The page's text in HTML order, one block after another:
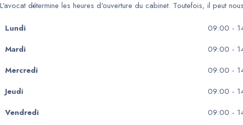
L'avocat détermine les heures d'ouverture du cabinet. Toutefois, il peut
Lundi
09:00 -
Mardi
09:00 -
Mercredi
09:00 -
Jeudi
09:00 -
Vendredi
09:00 -